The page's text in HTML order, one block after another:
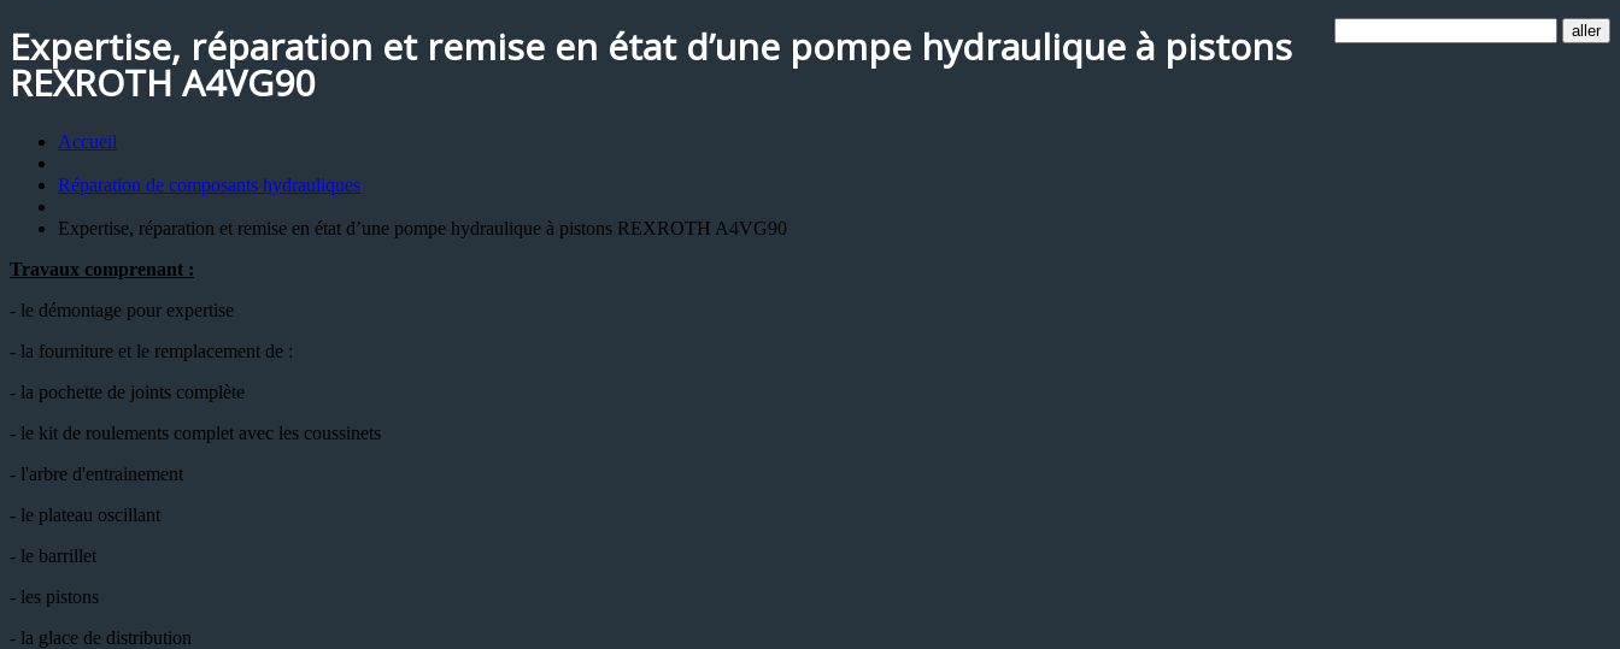
Expertise, réparation et remise en état d’une pompe hydraulique à pistons
REXROTH A4VG90
Accueil
Réparation de composants hydrauliques
Expertise, réparation et remise en état d’une pompe hydraulique à pistons REXROTH A4VG90
Travaux comprenant :
- le démontage pour expertise
- la fourniture et le remplacement de :
- la pochette de joints complète
- le kit de roulements complet avec les coussinets
- l'arbre d'entrainement
- le plateau oscillant
- le barrillet
- les pistons
- la glace de distribution